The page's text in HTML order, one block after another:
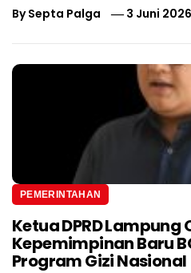
BySepta Palga 3 Juni 2026
PEMERINTAHAN
Ketua DPRD
Kepemimpinan Baru
Program Gizi Nasional